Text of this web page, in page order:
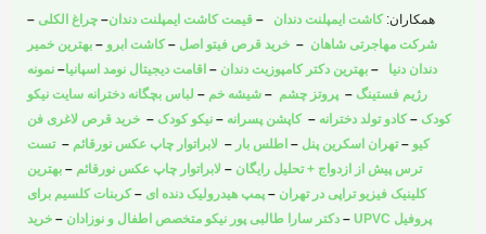
o
o
k
-
e
r
d
-
n
g
r
a
m
همکاران: کاشت ایمپلنت دندان – قیمت کاشت ایمپلنت دندان– چراغ الکلی –
شرکت مهاجرتی شاهان – خرید قرص فیتو اصل –کاشت ابرو – بهترین خمیر
دندان دنیا – بهترین دکتر کامپوزیت دندان – اقامت دیجیتال نومد اسپانیا– نمونه
رژیم فستینگ – پروتز چشم – شیشه خم – لباس بچگانه دخترانه سایت نیکو
کودک –کادو تولد دخترانه –کاپشن پسرانه – نیکو کودک – خرید قرص لاغری فن
کیو –تهران اسکرین پنل – اطلس بار – لابراتوار چاپ عکس نورقائم –تست
ترس پیش از ازدواج + تحلیل رایگان – لابراتوار چاپ عکس نورقائم – بهترین
کلینیک فیزیو تراپی در تهران – پمپ هیدرولیک دنده ای –کربنات کلسیم برای
پروفیل UPVC
– دکتر سارا طالبی پور نیکو متخصص اطفال و نوزادان – خرید